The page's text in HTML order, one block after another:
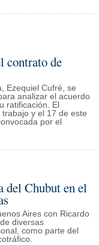
contrato de
Ezequiel Cufré, se
analizar el acuerdo
ratificación. El
y el 17 de este
por el
del Chubut en el
Aires con Ricardo
diversas
como parte del